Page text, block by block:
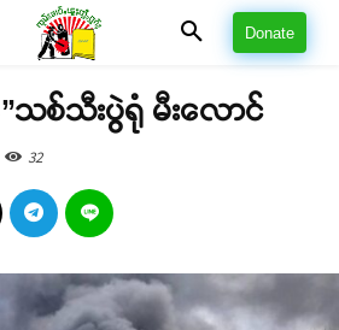
Donate
”သစ်သီးပွဲရုံ မီးလောင်
32